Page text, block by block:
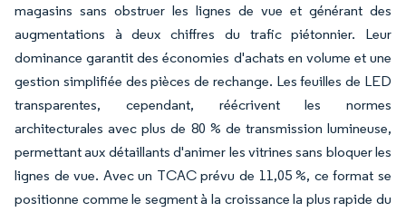
magasins sans obstruer les lignes de vue et générant des
augmentations à deux chiffres du trafic piétonnier. Leur
dominance garantit des économies d'achats en volume et une
gestion simplifiée des pièces de rechange. Les feuilles de LED
transparentes, cependant, réécrivent les normes
architecturales avec plus de 80 % de transmission lumineuse,
permettant aux détaillants d'animer les vitrines sans bloquer les
lignes de vue. Avec un TCAC prévu de 11,05 %, ce format se
positionne comme le segment à la croissance la plus rapide du